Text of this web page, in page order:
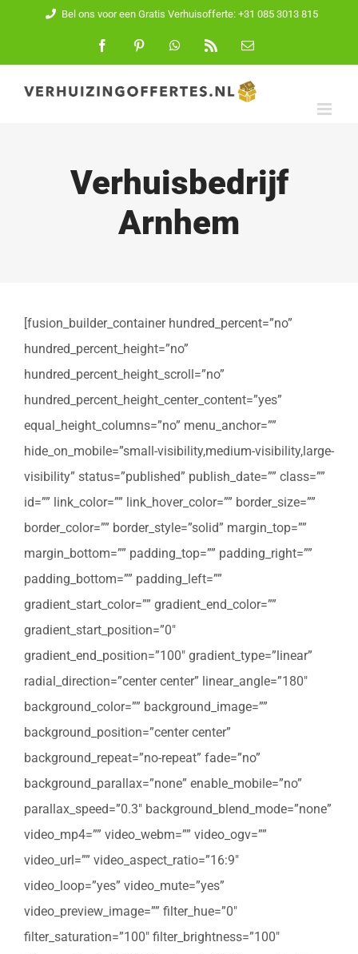
inhoud
Bel ons voor een Gratis Verhuisofferte: +31 085 3013 815
FacebookPinterest WhatsApp
E-
Verhuisbedrijf
Arnhem
[fusion_builder_container hundred_percent=”no”
hundred_percent_height=”no”
hundred_percent_height_scroll=”no”
hundred_percent_height_center_content=”yes”
equal_height_columns=”no” menu_anchor=””
hide_on_mobile=”small-visibility,medium-visibility,large-
visibility” status=”published” publish_date=”” class=””
id=”” link_color=”” link_hover_color=”” border_size=””
border_color=”” border_style=”solid” margin_top=””
margin_bottom=”” padding_top=”” padding_right=””
padding_bottom=”” padding_left=””
gradient_start_color=”” gradient_end_color=””
gradient_start_position=”0″
gradient_end_position=”100″ gradient_type=”linear”
radial_direction=”center center” linear_angle=”180″
background_color=”” background_image=””
background_position=”center center”
background_repeat=”no-repeat” fade=”no”
background_parallax=”none” enable_mobile=”no”
parallax_speed=”0.3″ background_blend_mode=”none”
video_mp4=”” video_webm=”” video_ogv=””
video_url=”” video_aspect_ratio=”16:9″
video_loop=”yes” video_mute=”yes”
video_preview_image=”” filter_hue=”0″
filter_saturation=”100″ filter_brightness=”100″